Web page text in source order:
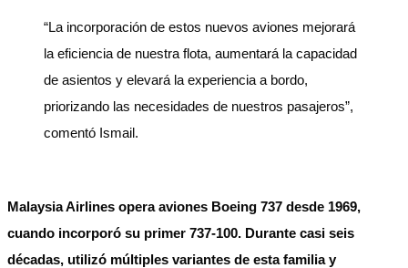
“La incorporación de estos nuevos aviones mejorará
la eficiencia de nuestra flota, aumentará la capacidad
de asientos y elevará la experiencia a bordo,
priorizando las necesidades de nuestros pasajeros”,
comentó Ismail.
Malaysia Airlines opera aviones Boeing 737 desde 1969,
cuando incorporó su primer 737-100. Durante casi seis
décadas, utilizó múltiples variantes de esta familia y